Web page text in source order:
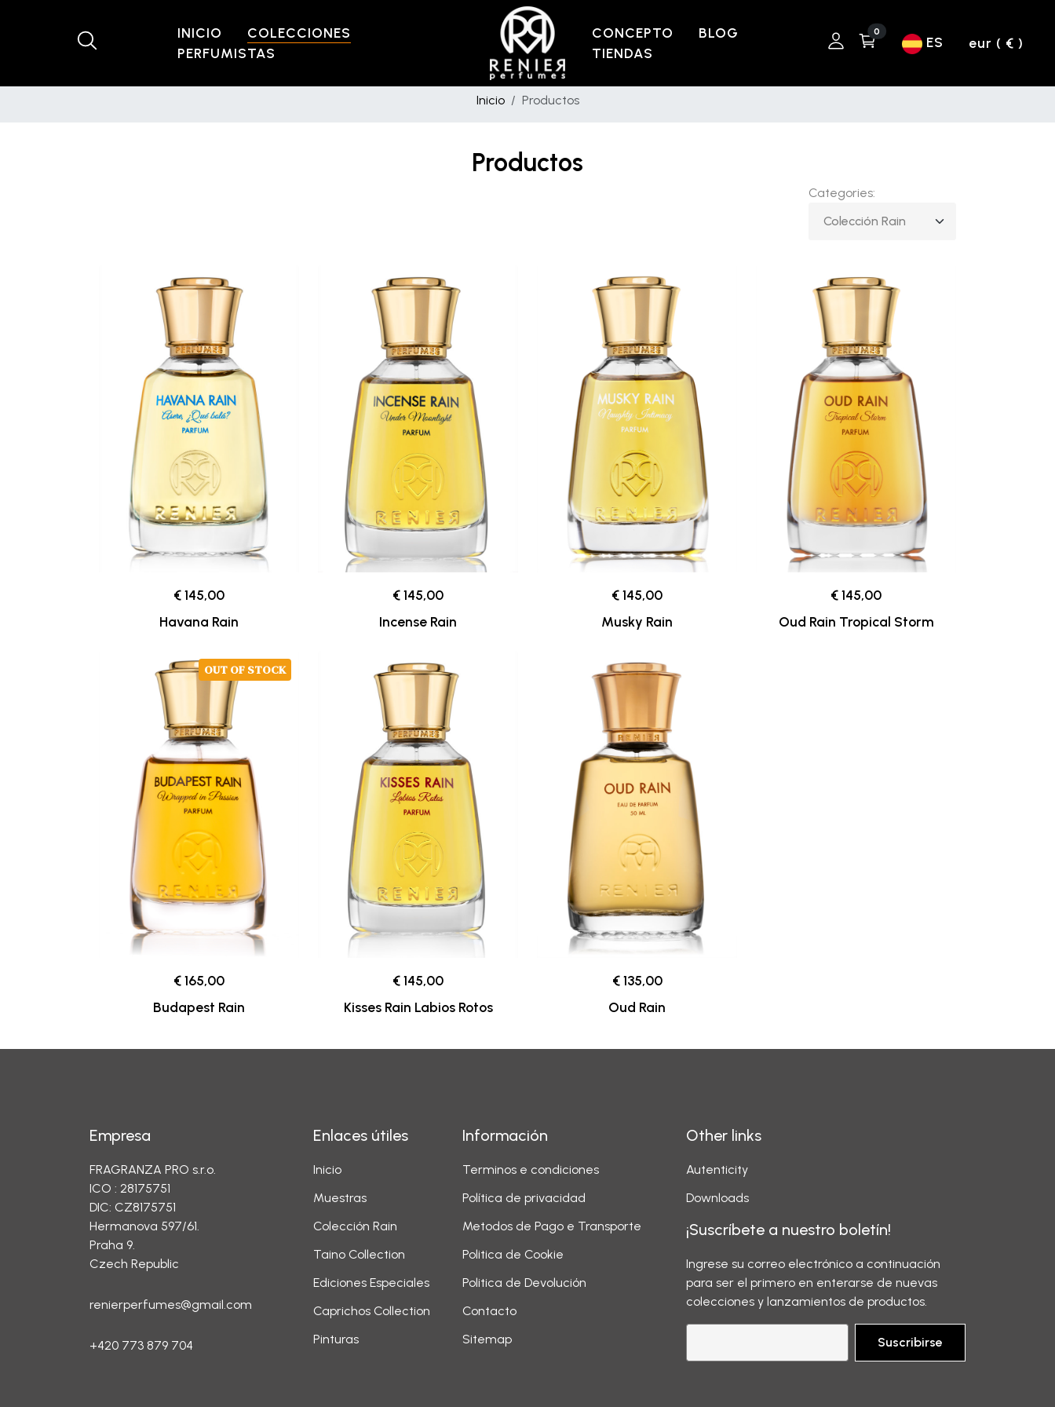
INICIO
COLECCIONES
PERFUMISTAS
CONCEPTO
BLOG
TIENDAS
0
ES eur ( € )
Inicio Productos
Productos
Categories:
€ 145,00
Havana Rain
€ 145,00
Incense Rain
€ 145,00
Musky Rain
€ 145,00
Oud Rain Tropical Storm
OUT OF STOCK
€ 165,00
Budapest Rain
€ 145,00
Kisses Rain Labios Rotos
€ 135,00
Oud Rain
Empresa
FRAGRANZA PRO s.r.o.
ICO : 28175751
DIC: CZ8175751
Hermanova 597/61.
Praha 9.
Czech Republic
renierperfumes@gmail.com
+420 773 879 704
Enlaces útiles
Inicio
Muestras
Colección Rain
Taino Collection
Ediciones Especiales
Caprichos Collection
Pinturas
Información
Terminos e condiciones
Política de privacidad
Metodos de Pago e Transporte
Politica de Cookie
Politica de Devolución
Contacto
Sitemap
Other links
Autenticity
Downloads
¡Suscríbete a nuestro boletín!
Ingrese su correo electrónico a continuación
para ser el primero en enterarse de nuevas
colecciones y lanzamientos de productos.
Suscribirse